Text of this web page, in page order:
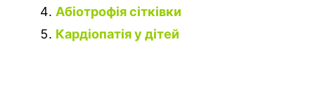
Абіотрофія сітківки
Кардіопатія у дітей